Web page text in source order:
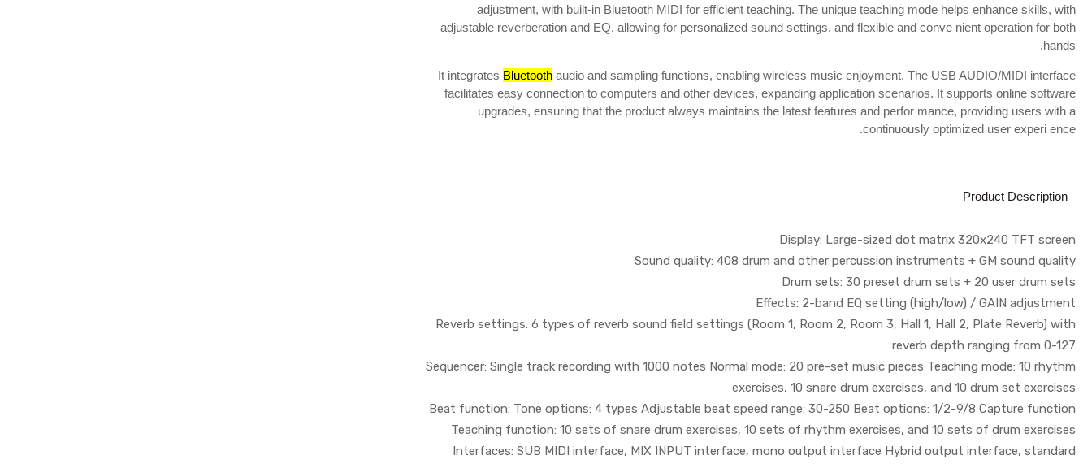
adjustment, with built-in Bluetooth MIDI for efficient teaching. The unique teaching mode helps enhance skills, with
adjustable reverberation and EQ, allowing for personalized sound settings, and flexible and conve nient operation for both
hands.
It integrates Bluetooth audio and sampling functions, enabling wireless music enjoyment. The USB AUDIO/MIDI interface
facilitates easy connection to computers and other devices, expanding application scenarios. It supports online software
upgrades, ensuring that the product always maintains the latest features and perfor mance, providing users with a
continuously optimized user experi ence.
Product Description
Display: Large-sized dot matrix 320x240 TFT screen
Sound quality: 408 drum and other percussion instruments + GM sound quality
Drum sets: 30 preset drum sets + 20 user drum sets
Effects: 2-band EQ setting (high/low) / GAIN adjustment
Reverb settings: 6 types of reverb sound field settings (Room 1, Room 2, Room 3, Hall 1, Hall 2, Plate Reverb) with
reverb depth ranging from 0-127
Sequencer: Single track recording with 1000 notes Normal mode: 20 pre-set music pieces Teaching mode: 10 rhythm
exercises, 10 snare drum exercises, and 10 drum set exercises
Beat function: Tone options: 4 types Adjustable beat speed range: 30-250 Beat options: 1/2-9/8 Capture function
Teaching function: 10 sets of snare drum exercises, 10 sets of rhythm exercises, and 10 sets of drum exercises
Interfaces: SUB MIDI interface, MIX INPUT interface, mono output interface Hybrid output interface, standard